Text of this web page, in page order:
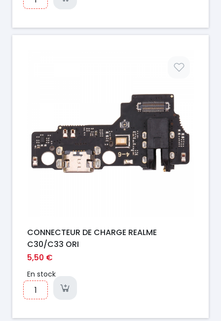
CONNECTEUR DE CHARGE REALME
C30/C33 ORI
5,50 €
En stock